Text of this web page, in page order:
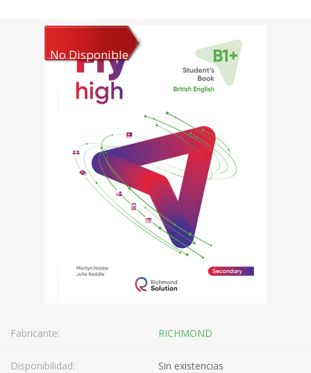
No Disponible
Fabricante: RICHMOND
Disponibilidad: Sin existencias